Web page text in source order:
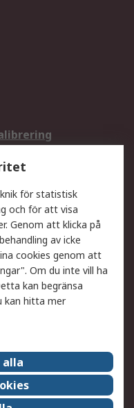
Support
av varor
din order
med RS-konto
Centre
för statistisk
och för att visa
Genom att klicka på
av icke
cookies genom att
Om du inte vill ha
kan begränsa
kan hitta mer
alla